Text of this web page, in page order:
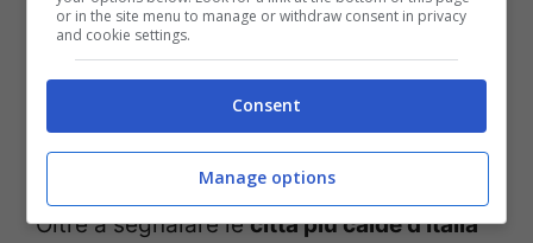
I consigli del Ministero della
Salute per superare
l’emergenza meteo
Oltre a segnalare lecittà più calde d’Italia
or in the site menu to manage or withdraw consent in privacy
and cookie settings.
Consent
Manage options